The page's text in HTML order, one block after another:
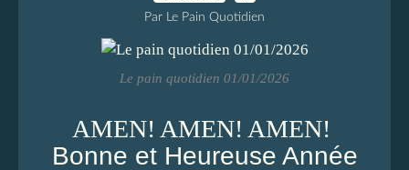
Par Le Pain Quotidien
Le pain quotidien 01/01/2026
AMEN! AMEN! AMEN!
Bonne et Heureuse Année